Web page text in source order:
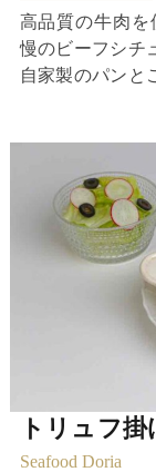
高品質の牛肉を
慢のビーフシチ
自家製のパンと
トリュフ
Seafood Doria